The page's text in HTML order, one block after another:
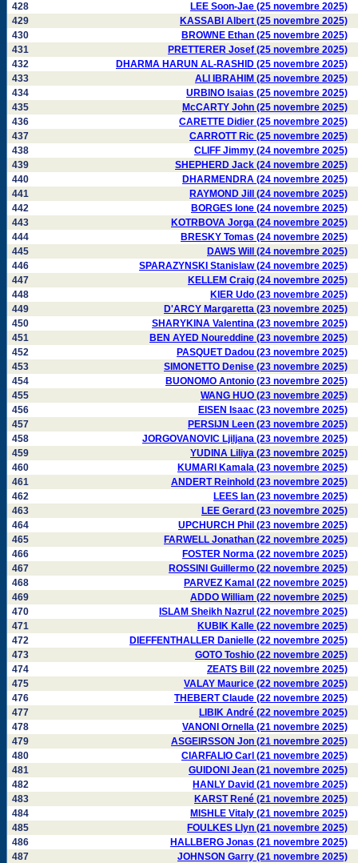
428
LEE Soon-Jae (25 novembre 2025)
429
KASSABI Albert (25 novembre 2025)
430
BROWNE Ethan (25 novembre 2025)
431
PRETTERER Josef (25 novembre 2025)
432
DHARMA HARUN AL-RASHID (25 novembre 2025)
433
ALI IBRAHIM (25 novembre 2025)
434
URBINO Isaias (25 novembre 2025)
435
McCARTY John (25 novembre 2025)
436
CARETTE Didier (25 novembre 2025)
437
CARROTT Ric (25 novembre 2025)
438
CLIFF Jimmy (24 novembre 2025)
439
SHEPHERD Jack (24 novembre 2025)
440
DHARMENDRA (24 novembre 2025)
441
RAYMOND Jill (24 novembre 2025)
442
BORGES Ione (24 novembre 2025)
443
KOTRBOVA Jorga (24 novembre 2025)
444
BRESKY Tomas (24 novembre 2025)
445
DAWS Will (24 novembre 2025)
446
SPARAZYNSKI Stanislaw (24 novembre 2025)
447
KELLEM Craig (24 novembre 2025)
448
KIER Udo (23 novembre 2025)
449
D'ARCY Margaretta (23 novembre 2025)
450
SHARYKINA Valentina (23 novembre 2025)
451
BEN AYED Noureddine (23 novembre 2025)
452
PASQUET Dadou (23 novembre 2025)
453
SIMONETTO Denise (23 novembre 2025)
454
BUONOMO Antonio (23 novembre 2025)
455
WANG HUO (23 novembre 2025)
456
EISEN Isaac (23 novembre 2025)
457
PERSIJN Leen (23 novembre 2025)
458
JORGOVANOVIC Ljiljana (23 novembre 2025)
459
YUDINA Liliya (23 novembre 2025)
460
KUMARI Kamala (23 novembre 2025)
461
ANDERT Reinhold (23 novembre 2025)
462
LEES Ian (23 novembre 2025)
463
LEE Gerard (23 novembre 2025)
464
UPCHURCH Phil (23 novembre 2025)
465
FARWELL Jonathan (22 novembre 2025)
466
FOSTER Norma (22 novembre 2025)
467
ROSSINI Guillermo (22 novembre 2025)
468
PARVEZ Kamal (22 novembre 2025)
469
ADDO William (22 novembre 2025)
470
ISLAM Sheikh Nazrul (22 novembre 2025)
471
KUBIK Kalle (22 novembre 2025)
472
DIEFFENTHALLER Danielle (22 novembre 2025)
473
GOTO Toshio (22 novembre 2025)
474
ZEATS Bill (22 novembre 2025)
475
VALAY Maurice (22 novembre 2025)
476
THEBERT Claude (22 novembre 2025)
477
LIBIK André (22 novembre 2025)
478
VANONI Ornella (21 novembre 2025)
479
ASGEIRSSON Jon (21 novembre 2025)
480
CIARFALIO Carl (21 novembre 2025)
481
GUIDONI Jean (21 novembre 2025)
482
HANLY David (21 novembre 2025)
483
KARST René (21 novembre 2025)
484
MISHLE Vitaly (21 novembre 2025)
485
FOULKES Llyn (21 novembre 2025)
486
HALLBERG Jonas (21 novembre 2025)
487
JOHNSON Garry (21 novembre 2025)